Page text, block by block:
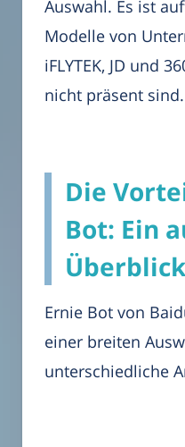
Auswahl. Es ist
Modelle von
iFLYTEK, JD und
nicht präsent sind.
Die
Bot: Ein
Überblick
Ernie Bot von
einer breiten
unterschiedliche